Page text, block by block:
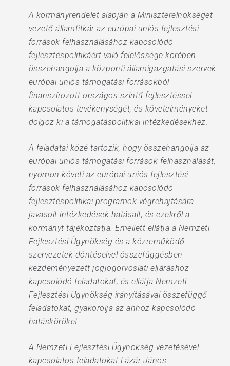
A kormányrendelet alapján a Miniszterelnökséget
vezető államtitkár az európai uniós fejlesztési
források felhasználásához kapcsolódó
fejlesztéspolitikáért való felelőssége körében
összehangolja a központi államigazgatási szervek
európai uniós támogatási forrásokból
finanszírozott országos szintű fejlesztéssel
kapcsolatos tevékenységét, és követelményeket
dolgoz ki a támogatáspolitikai intézkedésekhez.
A feladatai közé tartozik, hogy összehangolja az
európai uniós támogatási források felhasználását,
nyomon követi az európai uniós fejlesztési
források felhasználásához kapcsolódó
fejlesztéspolitikai programok végrehajtására
javasolt intézkedések hatásait, és ezekről a
kormányt tájékoztatja. Emellett ellátja a Nemzeti
Fejlesztési Ügynökség és a közreműködő
szervezetek döntéseivel összefüggésben
kezdeményezett jogjogorvoslati eljáráshoz
kapcsolódó feladatokat, és ellátja Nemzeti
Fejlesztési Ügynökség irányításával összefüggő
feladatokat, gyakorolja az ahhoz kapcsolódó
hatásköröket.
A Nemzeti Fejlesztési Ügynökség vezetésével
kapcsolatos feladatokat Lázár János